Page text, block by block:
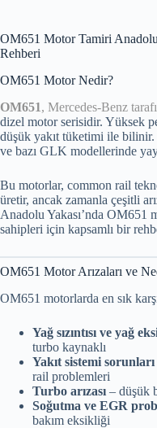
OM651 Motor Tamiri
Rehberi
OM651 Motor Nedir?
OM651, Mercedes-Benz
dizel motor serisidir. Yüksek
düşük yakıt tüketimi ile
ve bazı GLK modellerinde
Bu motorlar, common rail
üretir, ancak zamanla çeşitli
Anadolu Yakası’nda OM651
sahipleri için kapsamlı bir
OM651 Motor Arızaları ve
OM651 motorlarda en sık
Yağ sızıntısı ve yağ
turbo kaynaklı
Yakıt sistemi sorunları
rail problemleri
Turbo arızası – düşük
Soğutma ve EGR
bakım eksikliği